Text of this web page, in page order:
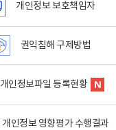
개인정보 보호책임자
권익침해 구제방법
개인정보파일 등록현황
개인정보 영향평가 수행결과